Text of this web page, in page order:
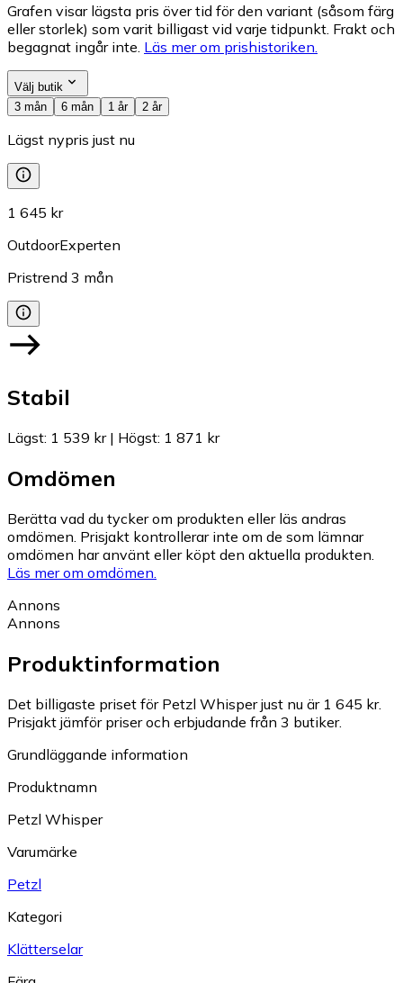
Grafen visar lägsta pris över tid för den variant (såsom färg
eller storlek) som varit billigast vid varje tidpunkt. Frakt och
begagnat ingår inte. Läs mer om prishistoriken.
Välj butik
3 mån
6 mån 1 år 2 år
Lägst nypris just nu
1 645 kr
OutdoorExperten
Pristrend 3 mån
Stabil
Lägst: 1 539 kr| Högst: 1 871 kr
Omdömen
Berätta vad du tycker om produkten eller läs andras
omdömen. Prisjakt kontrollerar inte om de som lämnar
omdömen har använt eller köpt den aktuella produkten.
Läs mer om omdömen.
Annons
Annons
Produktinformation
Det billigaste priset för Petzl Whisper just nu är 1 645 kr.
Prisjakt jämför priser och erbjudande från 3 butiker.
Grundläggande information
Produktnamn
Petzl Whisper
Varumärke
Petzl
Kategori
Klätterselar